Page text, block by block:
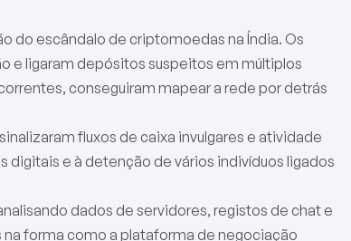
do escândalo de criptomoedas na Índia. Os
e ligaram depósitos suspeitos em múltiplos
conseguiram mapear a rede por detrás
fluxos de caixa invulgares e atividade
digitais e à detenção de vários indivíduos ligados
dados de servidores, registos de chat e
forma como a plataforma de negociação